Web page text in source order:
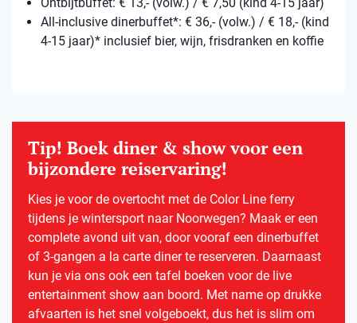
All-inclusive dinerbuffet*: € 36,- (volw.) / € 18,- (kind
4-15 jaar)* inclusief bier, wijn, frisdranken en koffie
Tip! Boek diner & show voor een
bijzondere reiservaring!
Kies je voor de overtocht met de Color Line ferry
tijdens je wintersport naar Noorwegen? Maak er een
complete avond uit van, door vooraf een dinerbuffet
of 3-gangen a la carte diner te reserveren. Daarnaast
kun je via ons ook een tafel boeken voor de live
entertainment show aan boord. Met name op drukke
afvaarten is het snel volgeboekt, dus het is slim om